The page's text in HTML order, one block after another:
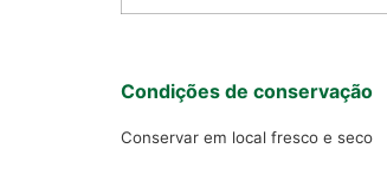
Condições de conservação
Conservar em local fresco e seco